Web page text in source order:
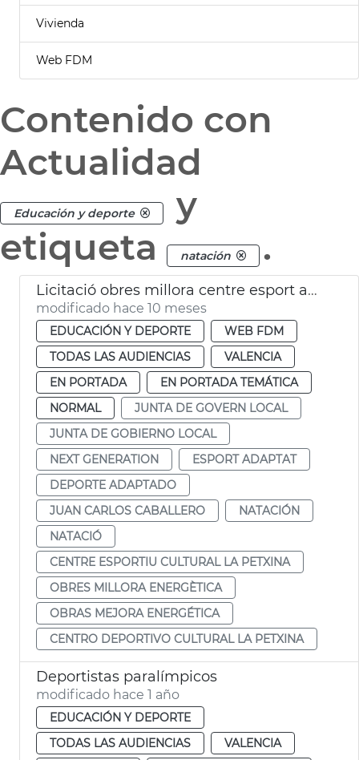
Vivienda
Web FDM
Contenido con
Actualidad
Educación y deporte
y
etiqueta
natación .
Licitació obres millora centre esport adaptat i natació La Petxina València
modificado hace 10 meses
EDUCACIÓN Y DEPORTE
WEB FDM
TODAS LAS AUDIENCIAS
VALENCIA
EN PORTADA
EN PORTADA TEMÁTICA
NORMAL
JUNTA DE GOVERN LOCAL
JUNTA DE GOBIERNO LOCAL
NEXT GENERATION
ESPORT ADAPTAT
DEPORTE ADAPTADO
JUAN CARLOS CABALLERO
NATACIÓN
NATACIÓ
CENTRE ESPORTIU CULTURAL LA PETXINA
OBRES MILLORA ENERGÈTICA
OBRAS MEJORA ENERGÉTICA
CENTRO DEPORTIVO CULTURAL LA PETXINA
Deportistas paralímpicos
modificado hace 1 año
EDUCACIÓN Y DEPORTE
TODAS LAS AUDIENCIAS
VALENCIA